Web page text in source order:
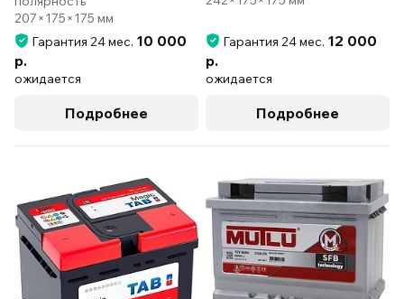
207×175×175 мм
Гарантия 24 мес. 10 000
р.
ожидается
Подробнее
Гарантия 24 мес. 12 000
р.
ожидается
Подробнее